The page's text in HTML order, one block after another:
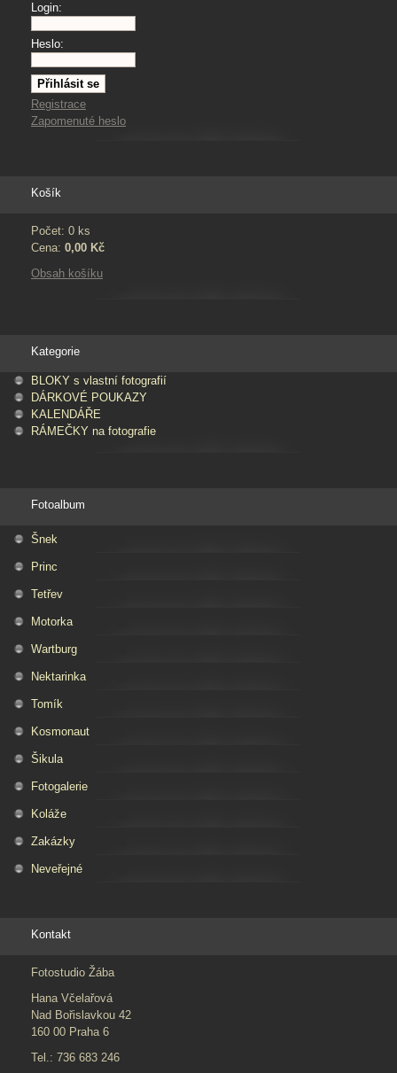
Login:
Heslo:
Registrace
Zapomenuté heslo
Košík
Počet: 0 ks
Cena: 0,00 Kč
Obsah košíku
Kategorie
BLOKY s vlastní fotografií
DÁRKOVÉ POUKAZY
KALENDÁŘE
RÁMEČKY na fotografie
Fotoalbum
Šnek
Princ
Tetřev
Motorka
Wartburg
Nektarinka
Tomík
Kosmonaut
Šikula
Fotogalerie
Koláže
Zakázky
Neveřejné
Kontakt
Fotostudio Žába
Hana Včelařová
Nad Bořislavkou 42
160 00 Praha 6
Tel.: 736 683 246